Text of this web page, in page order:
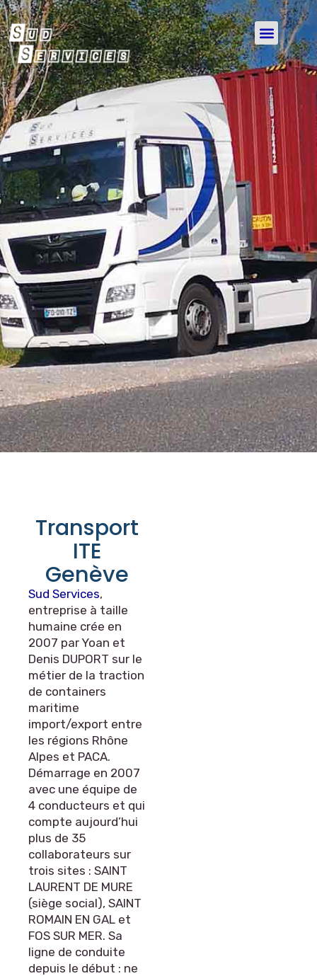
Transport
ITE
Genève
Sud Services,
entreprise à taille
humaine crée en
2007 par Yoan et
Denis DUPORT sur le
métier de la traction
de containers
maritime
import/export entre
les régions Rhône
Alpes et PACA.
Démarrage en 2007
avec une équipe de
4 conducteurs et qui
compte aujourd’hui
plus de 35
collaborateurs sur
trois sites : SAINT
LAURENT DE MURE
(siège social), SAINT
ROMAIN EN GAL et
FOS SUR MER. Sa
ligne de conduite
depuis le début : ne